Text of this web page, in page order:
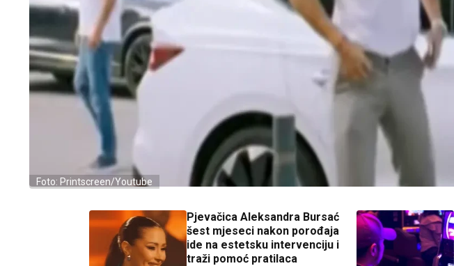
Foto: Printscreen/Youtube
Pjevačica Aleksandra Bursać
šest mjeseci nakon porođaja
ide na estetsku intervenciju i
traži pomoć pratilaca